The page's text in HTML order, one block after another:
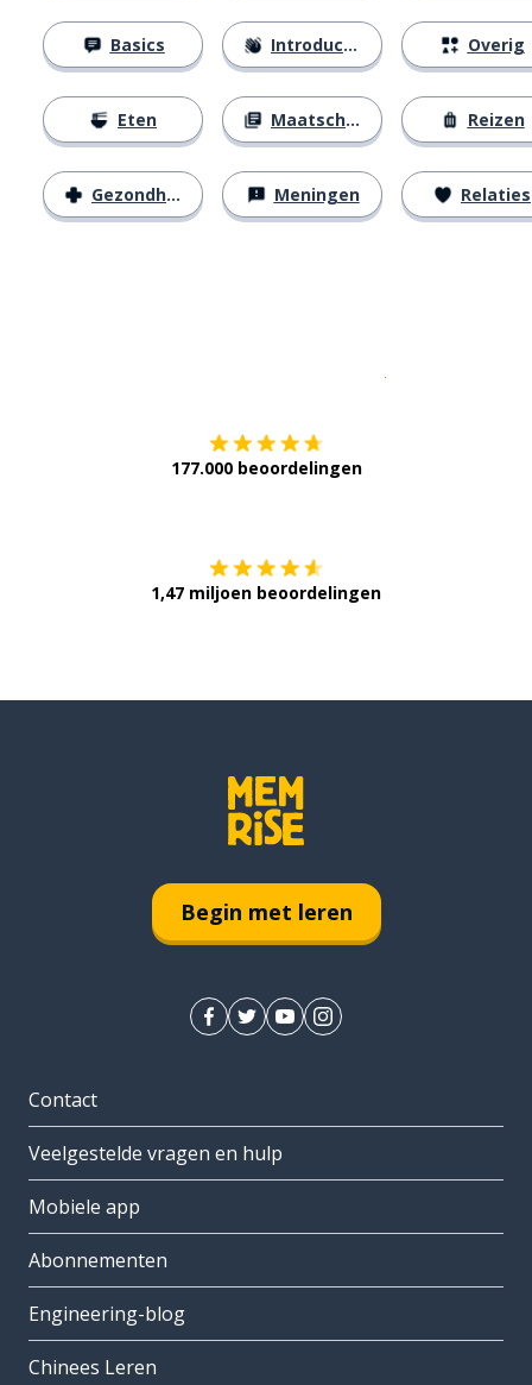
Basics
Eten
Gezondheid
Introducties
Maatschappij
Meningen
Overig
Reizen
Relaties
177.000 beoordelingen
1,47 miljoen beoordelingen
Begin met leren
Contact
Veelgestelde vragen en hulp
Mobiele app
Abonnementen
Engineering-blog
Chinees Leren